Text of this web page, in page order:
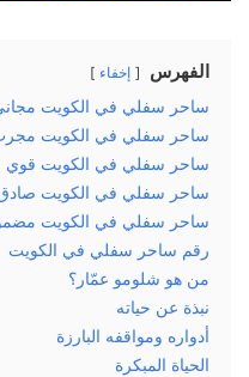
الفهرس إخفاء
ساحر سفلي في الكويت
ساحر سفلي في الكويت
ساحر سفلي في الكويت قوي
ساحر سفلي في الكويت
ساحر سفلي في الكويت
رقم ساحر سفلي في الكويت
من هو شلومو عمّار؟
نبذة عن حياته
أدواره ومواقفه البارزة
الحياة المبكرة